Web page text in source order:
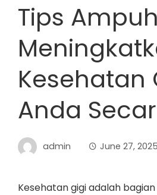
Tips Ampuh
Kesehatan
Anda
admin June 27, 2025
Kesehatan gigi adalah